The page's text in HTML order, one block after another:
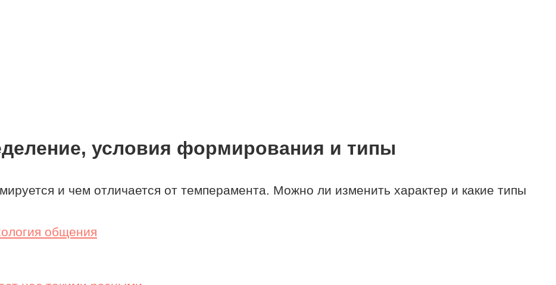
условия формирования и типы
и чем отличается от темперамента. Можно ли изменить характер и какие типы
общения